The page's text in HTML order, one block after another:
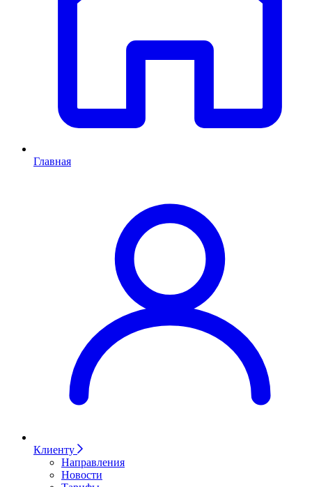
Главная
Клиенту
Направления
Новости